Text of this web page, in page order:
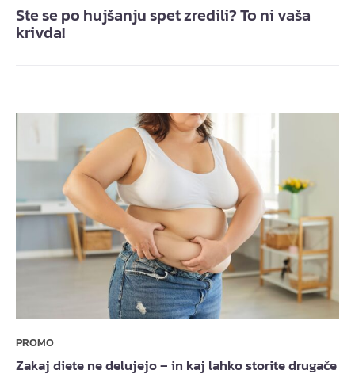
Ste se po hujšanju spet zredili? To ni vaša
krivda!
PROMO
Zakaj diete ne delujejo – in kaj lahko storite drugače